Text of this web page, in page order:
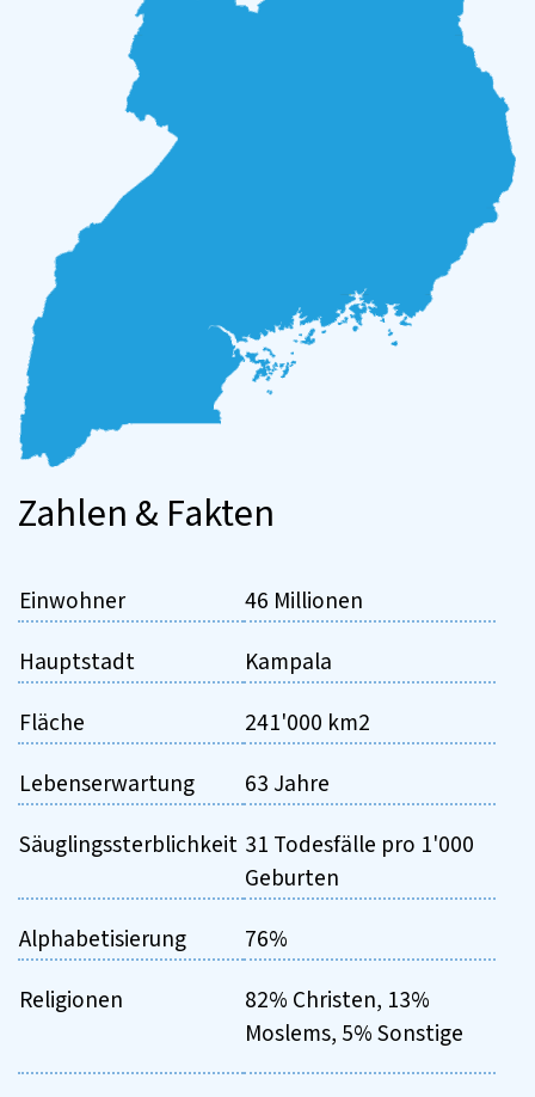
Zahlen & Fakten
Einwohner 46 Millionen
Hauptstadt Kampala
Fläche 241'000 km2
Lebenserwartung 63 Jahre
Säuglingssterblichkeit 31 Todesfälle pro 1'000
Geburten
Alphabetisierung 76%
Religionen
82% Christen, 13%
Moslems, 5% Sonstige